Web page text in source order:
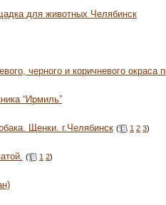
для животных Челябинск
черного и коричневого окраса
“Ирмиль”
Щенки. г.Челябинск ( 1 2 3)
( 1 2)